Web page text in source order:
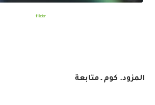
flickr
المزود. كوم ـ متابعة